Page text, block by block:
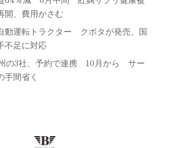
開、費用かさむ
動運転トラクター クボタが発売、国
足に対応
の3社、予約で連携 10月から サー
手間省く